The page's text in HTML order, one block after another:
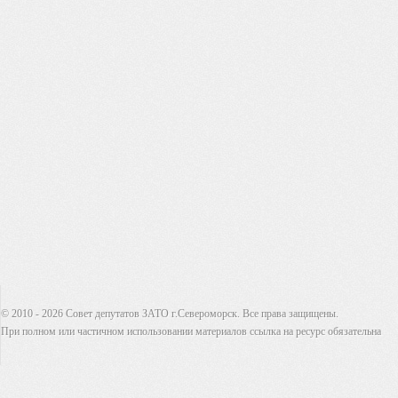
© 2010 - 2026 Совет депутатов ЗАТО г.Североморск. Все права защищены.
При полном или частичном использовании материалов ссылка на ресурс обязательна